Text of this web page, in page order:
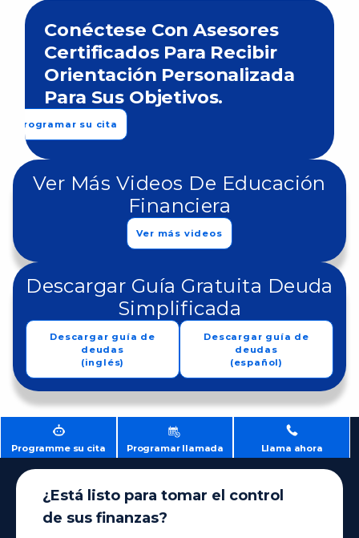
Conéctese Con Asesores
Certificados Para Recibir
Orientación Personalizada
Para Sus Objetivos.
Programar su cita
Ver Más Videos De Educación
Financiera
Ver más videos
Descargar Guía Gratuita Deuda
Simplificada
Descargar guía de
deudas
(inglés)
Descargar guía de
deudas
(español)
Programme su cita Programar llamada Llama ahora
¿Está listo para tomar el control
de sus finanzas?